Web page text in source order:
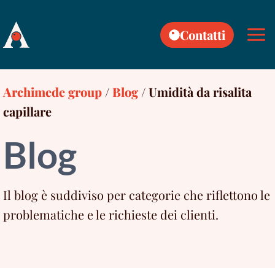
content
Contatti
Archimede group / Blog/Umidità da risalita
capillare
Blog
Il blog è suddiviso per categorie che riflettono le
problematiche e le richieste dei clienti.